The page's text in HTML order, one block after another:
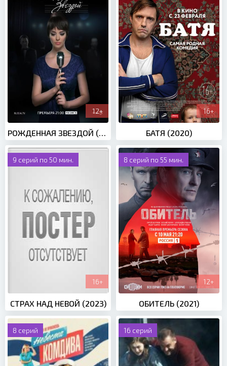
12+
РОЖДЕННАЯ ЗВЕЗДОЙ (2015)
16+
БАТЯ (2020)
9 серий по 50 мин.
16+
СТРАХ НАД НЕВОЙ (2023)
8 серий по 55 мин.
12+
ОБИТЕЛЬ (2021)
8 серий 16 серий